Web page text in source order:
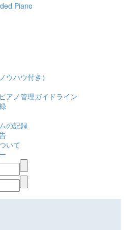
ウハウ付き）
アノ管理ガイドライン
の記録
いて